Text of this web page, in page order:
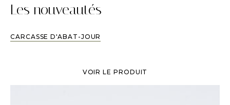
Les nouveautés
CARCASSE D'ABAT-JOUR
VOIR LE PRODUIT